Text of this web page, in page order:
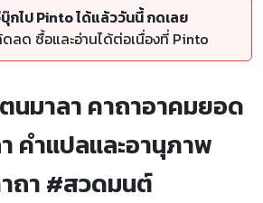
กไป Pinto ได้แล้ววันนี้ กดเลย
ลด ซื้อและอ่านได้ต่อเนื่องที่ Pinto
นมาลา คาถาอาคมยอด
คำแปลและอานุภาพ
ถา #สวดมนต์